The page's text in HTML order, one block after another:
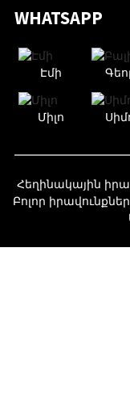
WHATSAPP
Էմի
Միլո
Հեղինակային
Բոլոր